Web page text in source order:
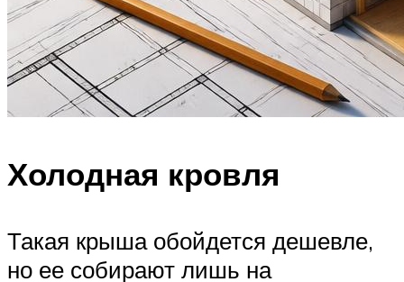
Холодная кровля
Такая крыша обойдется дешевле,
но ее собирают лишь на